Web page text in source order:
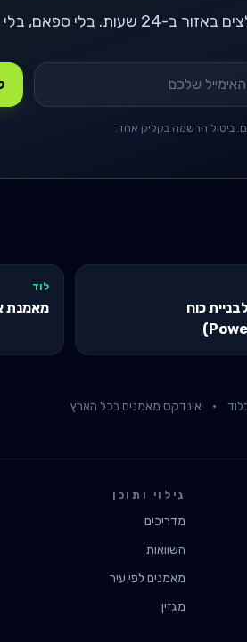
ביטול הרשמה בקליק אחד.
כוח
לוד
מאמנת
לוד · אינדקס מאמנים בכל הארץ
גילוי ותוכן
מדריכים
השוואות
מאמנים לפי עיר
מגזין